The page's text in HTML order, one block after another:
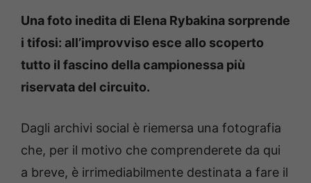
Una foto inedita di Elena Rybakina sorprende
i tifosi: all’improvviso esce allo scoperto
tutto il fascino della campionessa più
riservata del circuito.
Dagli archivi social è riemersa una fotografia
che, per il motivo che comprenderete da qui
a breve, è irrimediabilmente destinata a fare il